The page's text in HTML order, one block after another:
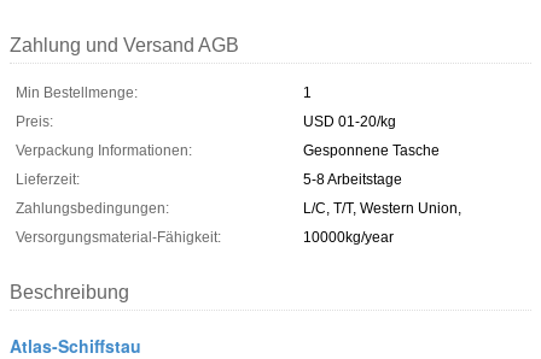
Zahlung und Versand AGB
Min Bestellmenge:
1
Preis:
USD 01-20/kg
Verpackung Informationen:
Gesponnene Tasche
Lieferzeit:
5-8 Arbeitstage
Zahlungsbedingungen:
L/C, T/T, Western Union,
Versorgungsmaterial-Fähigkeit:
10000kg/year
Beschreibung
Atlas-Schiffstau